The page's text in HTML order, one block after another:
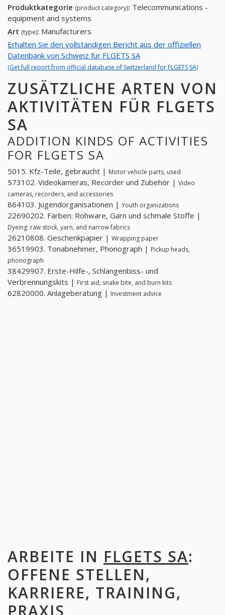
Produktkategorie (product category): Telecommunications -
equipment and systems
Art (type): Manufacturers
Erhalten Sie den vollständigen Bericht aus der offiziellen
Datenbank von Schweiz für FLGETS SA
(Get full report from official database of Switzerland for FLGETS SA)
ZUSÄTZLICHE ARTEN VON
AKTIVITÄTEN FÜR FLGETS
SA
ADDITION KINDS OF ACTIVITIES
FOR FLGETS SA
5015. Kfz-Teile, gebraucht | Motor vehicle parts, used
573102. Videokameras, Recorder und Zubehör | Video
cameras, recorders, and accessories
864103. Jugendorganisationen | Youth organizations
22690202. Färben: Rohware, Garn und schmale Stoffe |
Dyeing: raw stock, yarn, and narrow fabrics
26210808. Geschenkpapier | Wrapping paper
36519903. Tonabnehmer, Phonograph | Pickup heads,
phonograph
38429907. Erste-Hilfe-, Schlangenbiss- und
Verbrennungskits | First aid, snake bite, and burn kits
62820000. Anlageberatung | Investment advice
ARBEITE IN FLGETS SA:
OFFENE STELLEN,
KARRIERE, TRAINING,
PRAXIS